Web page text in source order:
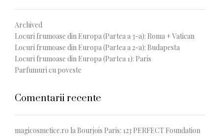
Archived
Locuri frumoase din Europa (Partea a 3-a): Roma + Vatican
Locuri frumoase din Europa (Partea a 2-a): Budapesta
Locuri frumoase din Europa (Partea 1): Paris
Parfumuri cu poveste
Comentarii recente
magicosmetice.ro la Bourjois Paris: 123 PERFECT Foundation